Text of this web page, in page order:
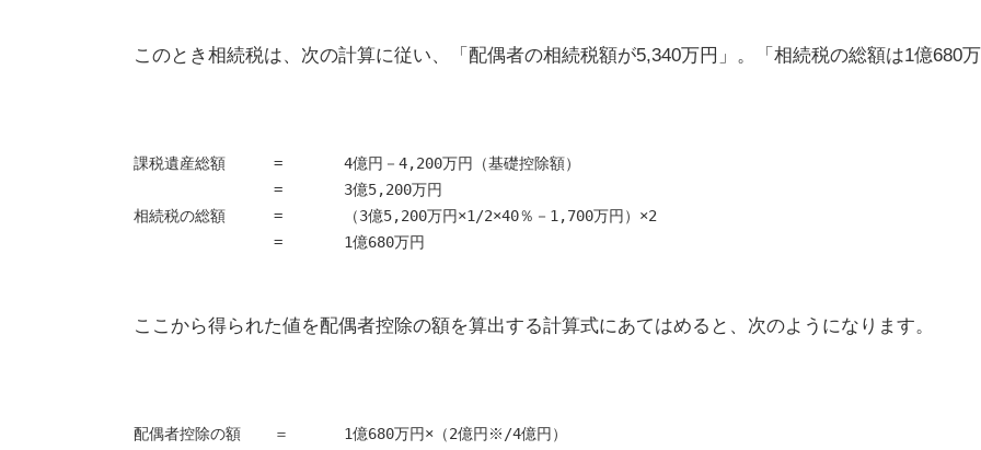
このとき相続税は、次の計算に従い、「配偶者の相続税額が5,340万円」。「相続税の総額は1億680
課税遺産総額	=	4億円－4,200万円（基礎控除額）
		=	3億5,200万円
相続税の総額	=	（3億5,200万円×1/2×40％－1,700万円）×2
		=	1億680万円
ここから得られた値を配偶者控除の額を算出する計算式にあてはめると、次のようになります。
配偶者控除の額	＝	1億680万円×（2億円※/4億円）